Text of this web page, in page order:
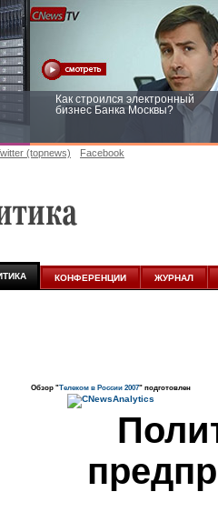
Как строился электронный
бизнес Банка Москвы?
(topnews) Facebook
КОНФЕРЕНЦИИ ЖУРНАЛ
Обзор "Телеком в России 2007" подготовлен